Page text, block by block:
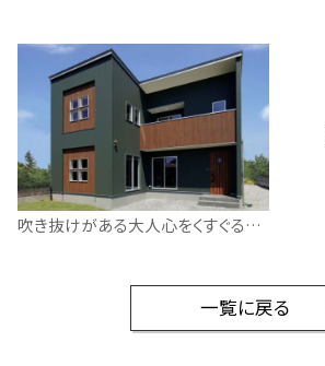
吹き抜けがある大人心をくすぐるインダストリアルな家
一覧に戻る